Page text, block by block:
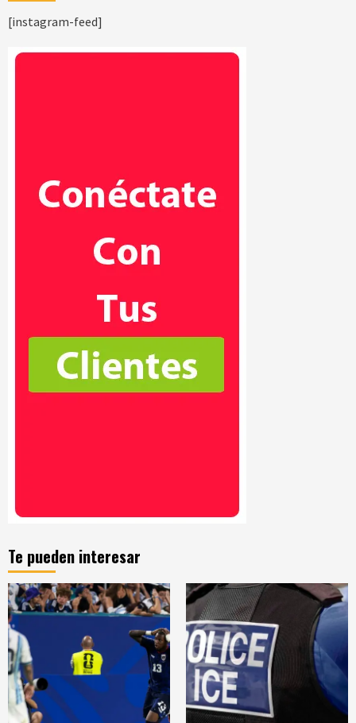
[instagram-feed]
Te pueden interesar